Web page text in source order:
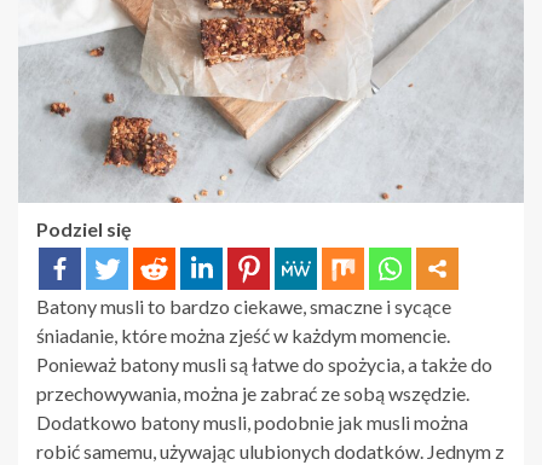
Podziel się
Batony musli to bardzo ciekawe, smaczne i sycące
śniadanie, które można zjeść w każdym momencie.
Ponieważ batony musli są łatwe do spożycia, a także do
przechowywania, można je zabrać ze sobą wszędzie.
Dodatkowo batony musli, podobnie jak musli można
robić samemu, używając ulubionych dodatków. Jednym z